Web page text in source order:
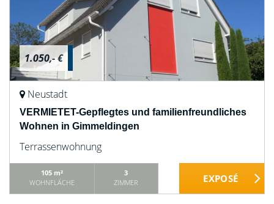
1.050,- €
Neustadt
VERMIETET-Gepflegtes und familienfreundliches
Wohnen in Gimmeldingen
Terrassenwohnung
105 m²
WOHNFLÄCHE
3
ZIMMER